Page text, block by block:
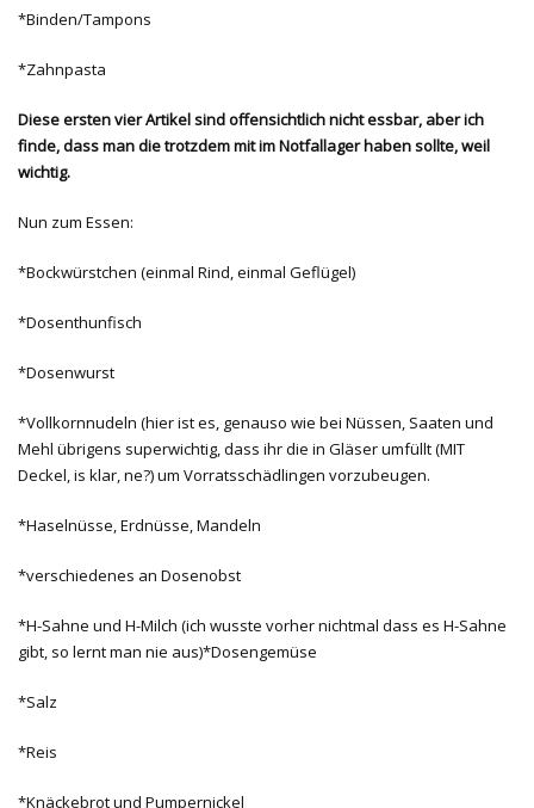
*Binden/Tampons
*Zahnpasta
Diese ersten vier Artikel sind offensichtlich nicht essbar, aber ich
finde, dass man die trotzdem mit im Notfallager haben sollte, weil
wichtig.
Nun zum Essen:
*Bockwürstchen (einmal Rind, einmal Geflügel)
*Dosenthunfisch
*Dosenwurst
*Vollkornnudeln (hier ist es, genauso wie bei Nüssen, Saaten und
Mehl übrigens superwichtig, dass ihr die in Gläser umfüllt (MIT
Deckel, is klar, ne?) um Vorratsschädlingen vorzubeugen.
*Haselnüsse, Erdnüsse, Mandeln
*verschiedenes an Dosenobst
*H-Sahne und H-Milch (ich wusste vorher nichtmal dass es H-Sahne
gibt, so lernt man nie aus)*Dosengemüse
*Salz
*Reis
*Knäckebrot und Pumpernickel